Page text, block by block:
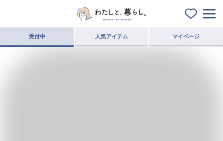
受付中 人気アイテム マイページ